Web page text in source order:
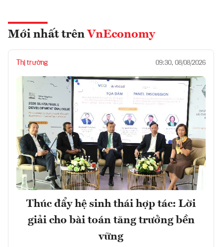
Mới nhất trên VnEconomy
Thị trường 09:30, 08/08/2026
Thúc đẩy hệ sinh thái hợp tác: Lời
giải cho bài toán tăng trưởng bền
vững